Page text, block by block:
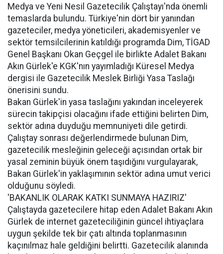
Medya ve Yeni Nesil Gazetecilik Çalıştayı'nda önemli
temaslarda bulundu. Türkiye'nin dört bir yanından
gazeteciler, medya yöneticileri, akademisyenler ve
sektör temsilcilerinin katıldığı programda Dim, TİGAD
Genel Başkanı Okan Geçgel ile birlikte Adalet Bakanı
Akın Gürlek'e KGK'nın yayımladığı Küresel Medya
dergisi ile Gazetecilik Meslek Birliği Yasa Taslağı
önerisini sundu.
Bakan Gürlek'in yasa taslağını yakından inceleyerek
sürecin takipçisi olacağını ifade ettiğini belirten Dim,
sektör adına duyduğu memnuniyeti dile getirdi.
Çalıştay sonrası değerlendirmede bulunan Dim,
gazetecilik mesleğinin geleceği açısından ortak bir
yasal zeminin büyük önem taşıdığını vurgulayarak,
Bakan Gürlek'in yaklaşımının sektör adına umut verici
olduğunu söyledi.
'BAKANLIK OLARAK KATKI SUNMAYA HAZIRIZ'
Çalıştayda gazetecilere hitap eden Adalet Bakanı Akın
Gürlek de internet gazeteciliğinin güncel ihtiyaçlara
uygun şekilde tek bir çatı altında toplanmasının
kaçınılmaz hale geldiğini belirtti. Gazetecilik alanında